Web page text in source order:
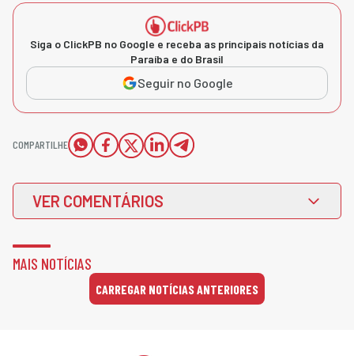
Siga o ClickPB no Google e receba as principais notícias da
Paraíba e do Brasil
Seguir no Google
COMPARTILHE
VER COMENTÁRIOS
MAIS NOTÍCIAS
CARREGAR NOTÍCIAS ANTERIORES